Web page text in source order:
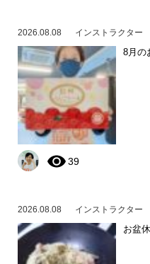
2026.08.08 インストラクター
8月の
39
2026.08.08 インストラクター
お盆